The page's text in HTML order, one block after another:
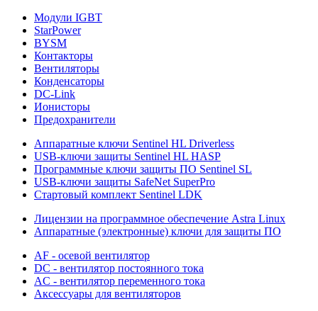
Модули IGBT
StarPower
BYSM
Контакторы
Вентиляторы
Конденсаторы
DC-Link
Ионисторы
Предохранители
Аппаратные ключи Sentinel HL Driverless
USB-ключи защиты Sentinel HL HASP
Программные ключи защиты ПО Sentinel SL
USB-ключи защиты SafeNet SuperPro
Стартовый комплект Sentinel LDK
Лицензии на программное обеспечение Astra Linux
Аппаратные (электронные) ключи для защиты ПО
AF - осевой вентилятор
DC - вентилятор постоянного тока
AC - вентилятор переменного тока
Аксессуары для вентиляторов